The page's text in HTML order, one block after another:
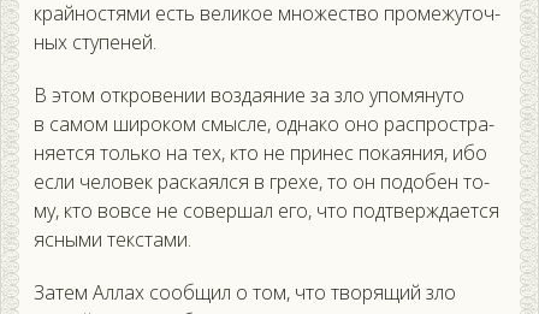
край­нос­тя­ми есть ве­ликое мно­жес­тво про­межу­точ­
ных сту­пеней.
В этом от­кро­вении воз­да­яние за зло упо­мяну­то
в са­мом ши­роком смыс­ле, од­на­ко оно рас­простра­
ня­ет­ся толь­ко на тех, кто не при­нес по­ка­яния, ибо
ес­ли че­ловек рас­ка­ял­ся в гре­хе, то он по­добен то­
му, кто вов­се не со­вер­шал его, что под­твержда­ет­ся
яс­ны­ми тек­ста­ми.
За­тем Ал­лах со­об­щил о том, что тво­рящий зло